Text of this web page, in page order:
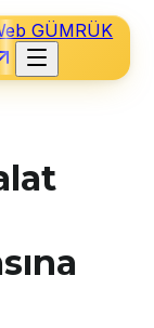
GÜMRÜK